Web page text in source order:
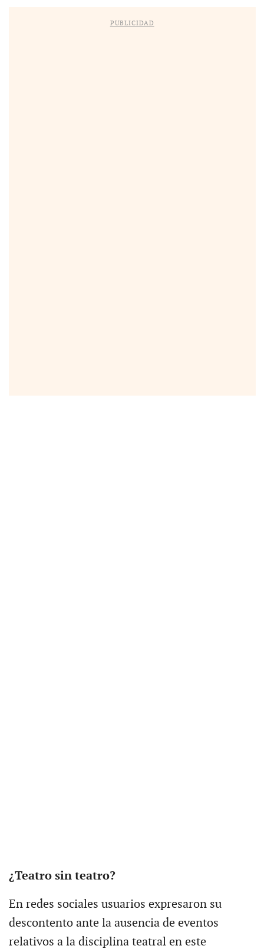
PUBLICIDAD
¿Teatro sin teatro?
En redes sociales usuarios expresaron su
descontento ante la ausencia de eventos
relativos a la disciplina teatral en este